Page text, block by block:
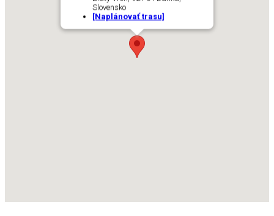
Slovensko
[Naplánovať trasu]